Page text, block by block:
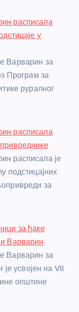
e
st
e
расписала
у
Варварин за
Програм за
руралног
расписала
расписала је
подстицајних
за
за ђаке
Варварин
Варварин за
је усвојен на VII
општине